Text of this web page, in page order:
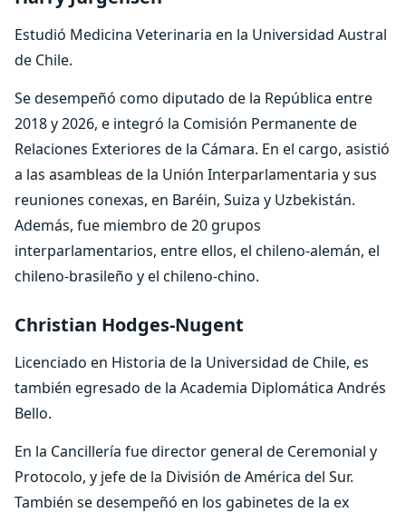
Estudió Medicina Veterinaria en la Universidad Austral
de Chile.
Se desempeñó como diputado de la República entre
2018 y 2026, e integró la Comisión Permanente de
Relaciones Exteriores de la Cámara. En el cargo, asistió
a las asambleas de la Unión Interparlamentaria y sus
reuniones conexas, en Baréin, Suiza y Uzbekistán.
Además, fue miembro de 20 grupos
interparlamentarios, entre ellos, el chileno-alemán, el
chileno-brasileño y el chileno-chino.
Christian Hodges-Nugent
Licenciado en Historia de la Universidad de Chile, es
también egresado de la Academia Diplomática Andrés
Bello.
En la Cancillería fue director general de Ceremonial y
Protocolo, y jefe de la División de América del Sur.
También se desempeñó en los gabinetes de la ex